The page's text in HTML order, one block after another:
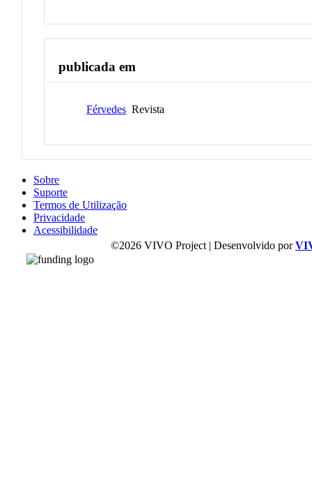
publicada em
Férvedes Revista
Sobre
Suporte
Termos de Utilização
Privacidade
Acessibilidade
©2026 VIVO Project | Desenvolvido por